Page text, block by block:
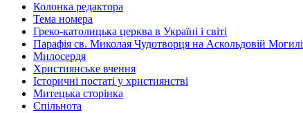
Колонка редактора
Тема номера
Греко-католицька церква в Україні і світі
Парафія св. Миколая Чудотворця на Аскольдовій Могилі
Милосердя
Християнське вчення
Історичні постаті у християнстві
Митецька сторінка
Спільнота